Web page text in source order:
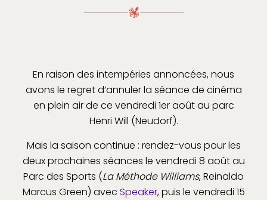
En raison des intempéries annoncées, nous
avons le regret d’annuler la séance de cinéma
en plein air de ce vendredi 1er août au parc
Henri Will (Neudorf).
Mais la saison continue : rendez-vous pour les
deux prochaines séances le vendredi 8 août au
Parc des Sports (La Méthode Williams, Reinaldo
Marcus Green) avec Speaker, puis le vendredi 15